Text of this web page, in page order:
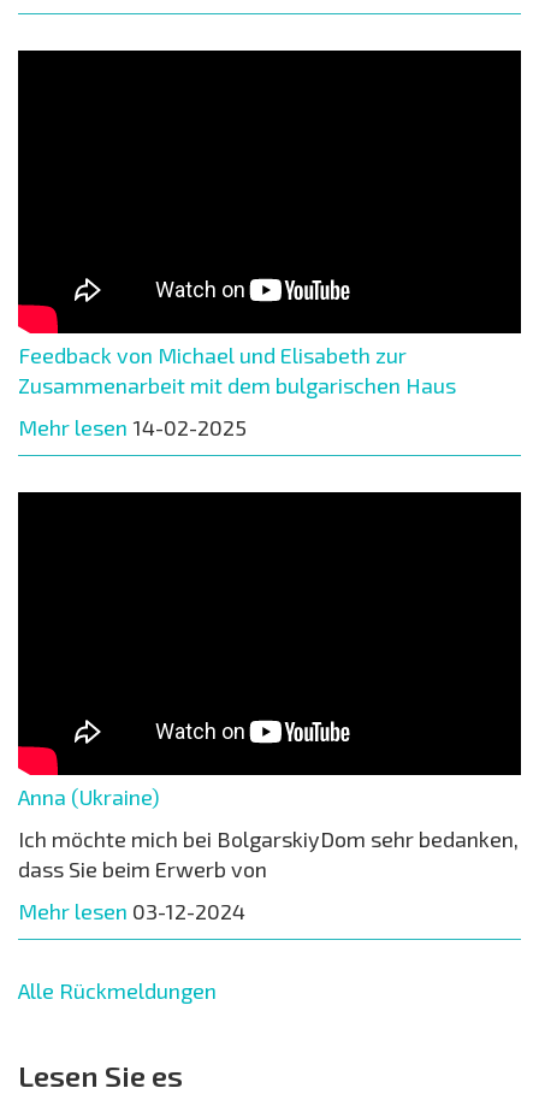
Feedback von Michael und Elisabeth zur
Zusammenarbeit mit dem bulgarischen Haus
Mehr lesen 14-02-2025
Anna (Ukraine)
Ich möchte mich bei BolgarskiyDom sehr bedanken,
dass Sie beim Erwerb von
Mehr lesen 03-12-2024
Alle Rückmeldungen
Lesen Sie es